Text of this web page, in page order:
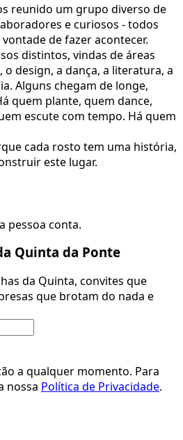
reunido um grupo diverso de
e curiosos - todos
de fazer acontecer.
distintos, vindas de áreas
o design, a dança, a literatura, a
Alguns chegam de longe,
quem plante, quem dance,
escute com tempo. Há quem
cada rosto tem uma história,
este lugar.
pessoa conta.
Quinta da Ponte
da Quinta, convites que
que brotam do nada e
a qualquer momento. Para
nossa Política de Privacidade.